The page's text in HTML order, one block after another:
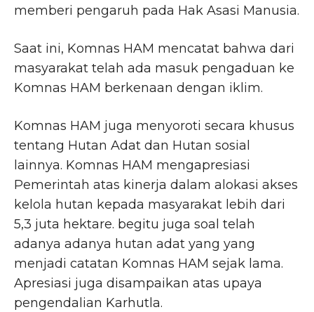
memberi pengaruh pada Hak Asasi Manusia.
Saat ini, Komnas HAM mencatat bahwa dari
masyarakat telah ada masuk pengaduan ke
Komnas HAM berkenaan dengan iklim.
Komnas HAM juga menyoroti secara khusus
tentang Hutan Adat dan Hutan sosial
lainnya. Komnas HAM mengapresiasi
Pemerintah atas kinerja dalam alokasi akses
kelola hutan kepada masyarakat lebih dari
5,3 juta hektare. begitu juga soal telah
adanya adanya hutan adat yang yang
menjadi catatan Komnas HAM sejak lama.
Apresiasi juga disampaikan atas upaya
pengendalian Karhutla.